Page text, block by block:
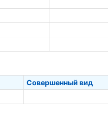
Совершенный вид